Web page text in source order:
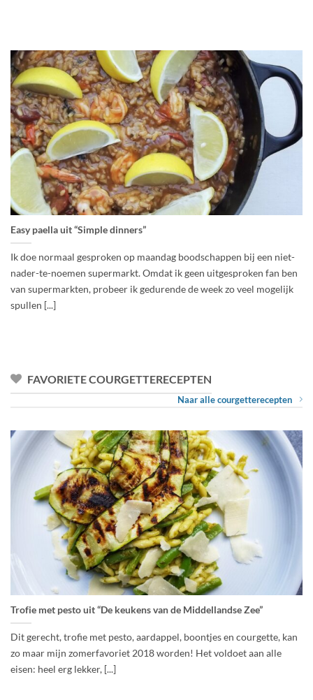
Easy paella uit “Simple dinners”
Ik doe normaal gesproken op maandag boodschappen bij een niet-
nader-te-noemen supermarkt. Omdat ik geen uitgesproken fan ben
van supermarkten, probeer ik gedurende de week zo veel mogelijk
spullen [...]
FAVORIETE COURGETTERECEPTEN
Naar alle courgetterecepten
Trofie met pesto uit “De keukens van de Middellandse Zee”
Dit gerecht, trofie met pesto, aardappel, boontjes en courgette, kan
zo maar mijn zomerfavoriet 2018 worden! Het voldoet aan alle
eisen: heel erg lekker, [...]